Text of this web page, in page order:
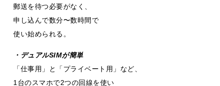
郵送を待つ必要がなく、
申し込んで数分〜数時間で
使い始められる。
・デュアルSIMが簡単
「仕事用」と「プライベート用」など、
1台のスマホで2つの回線を使い